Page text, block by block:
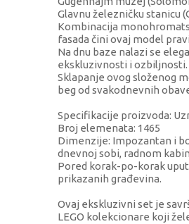
Glavnu železničku stanicu
Kombinacija
fasada čini ovaj model
Na dnu baze nalazi se
ekskluzivnosti i ozbiljnosti.
Sklapanje ovog složenog
beg od svakodnevnih
Specifikacije proizvoda:
Broj elemenata: 1465
Dimenzije: Impozantan i
dnevnoj sobi, radnom
Pored korak-po-korak
prikazanih građevina.
Ovaj ekskluzivni set je
LEGO kolekcionare koji